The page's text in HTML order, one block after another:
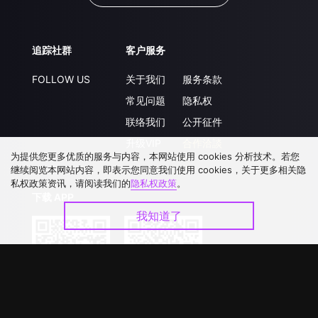
追踪社群
FOLLOW US
客户服务
关于我们
常见问题
联络我们
服务条款
隐私权
公开征件
为提供您更多优质的服务与内容，本网站使用 cookies 分析技术。若您
继续阅览本网站内容，即表示您同意我们使用 cookies，关于更多相关隐
私权政策资讯，请阅读我们的隐私权政策。
我知道了